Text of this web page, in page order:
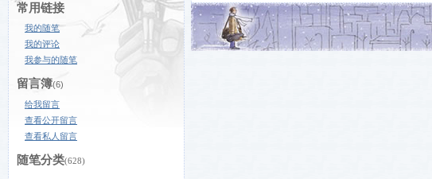
常用链接
我的随笔
我的评论
我参与的随笔
留言簿(6)
给我留言
查看公开留言
查看私人留言
随笔分类(628)